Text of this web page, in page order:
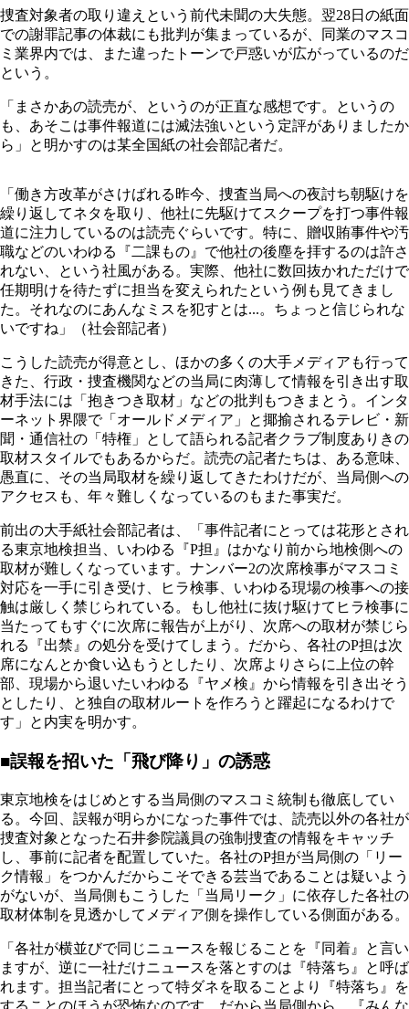
捜査対象者の取り違えという前代未聞の大失態。翌28日の紙面
での謝罪記事の体裁にも批判が集まっているが、同業のマスコ
ミ業界内では、また違ったトーンで戸惑いが広がっているのだ
という。
「まさかあの読売が、というのが正直な感想です。というの
も、あそこは事件報道には滅法強いという定評がありましたか
ら」と明かすのは某全国紙の社会部記者だ。
「働き方改革がさけばれる昨今、捜査当局への夜討ち朝駆けを
繰り返してネタを取り、他社に先駆けてスクープを打つ事件報
道に注力しているのは読売ぐらいです。特に、贈収賄事件や汚
職などのいわゆる『二課もの』で他社の後塵を拝するのは許さ
れない、という社風がある。実際、他社に数回抜かれただけで
任期明けを待たずに担当を変えられたという例も見てきまし
た。それなのにあんなミスを犯すとは...。ちょっと信じられな
いですね」（社会部記者）
こうした読売が得意とし、ほかの多くの大手メディアも行って
きた、行政・捜査機関などの当局に肉薄して情報を引き出す取
材手法には「抱きつき取材」などの批判もつきまとう。インタ
ーネット界隈で「オールドメディア」と揶揄されるテレビ・新
聞・通信社の「特権」として語られる記者クラブ制度ありきの
取材スタイルでもあるからだ。読売の記者たちは、ある意味、
愚直に、その当局取材を繰り返してきたわけだが、当局側への
アクセスも、年々難しくなっているのもまた事実だ。
前出の大手紙社会部記者は、「事件記者にとっては花形とされ
る東京地検担当、いわゆる『P担』はかなり前から地検側への
取材が難しくなっています。ナンバー2の次席検事がマスコミ
対応を一手に引き受け、ヒラ検事、いわゆる現場の検事への接
触は厳しく禁じられている。もし他社に抜け駆けてヒラ検事に
当たってもすぐに次席に報告が上がり、次席への取材が禁じら
れる『出禁』の処分を受けてしまう。だから、各社のP担は次
席になんとか食い込もうとしたり、次席よりさらに上位の幹
部、現場から退いたいわゆる『ヤメ検』から情報を引き出そう
としたり、と独自の取材ルートを作ろうと躍起になるわけで
す」と内実を明かす。
■誤報を招いた「飛び降り」の誘惑
東京地検をはじめとする当局側のマスコミ統制も徹底してい
る。今回、誤報が明らかになった事件では、読売以外の各社が
捜査対象となった石井参院議員の強制捜査の情報をキャッチ
し、事前に記者を配置していた。各社のP担が当局側の「リー
ク情報」をつかんだからこそできる芸当であることは疑いよう
がないが、当局側もこうした「当局リーク」に依存した各社の
取材体制を見透かしてメディア側を操作している側面がある。
「各社が横並びで同じニュースを報じることを『同着』と言い
ますが、逆に一社だけニュースを落とすのは『特落ち』と呼ば
れます。担当記者にとって特ダネを取ることより『特落ち』を
することのほうが恐怖なのです。だから当局側から、『みんな